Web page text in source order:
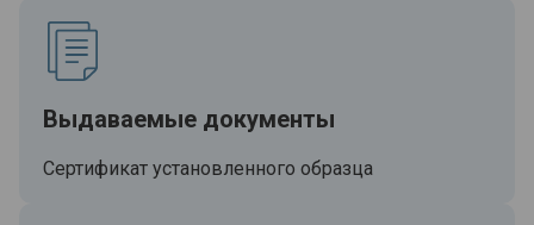
Выдаваемые документы
Сертификат установленного образца